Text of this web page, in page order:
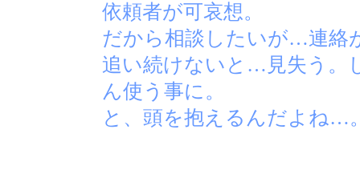
依頼者が可哀想。
だから相談したいが…連絡
追い続けないと…見失う。
ん使う事に。
と、頭を抱えるんだよね…